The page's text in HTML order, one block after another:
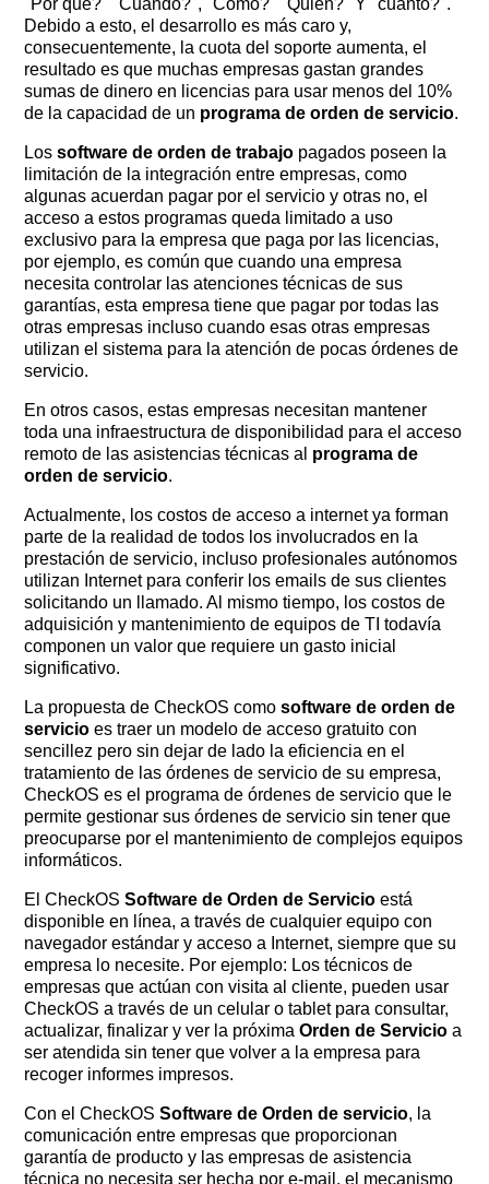
"Por qué?" "Cuándo?", "Cómo?" "Quién?" Y "cuánto?".
Debido a esto, el desarrollo es más caro y,
consecuentemente, la cuota del soporte aumenta, el
resultado es que muchas empresas gastan grandes
sumas de dinero en licencias para usar menos del 10%
de la capacidad de un programa de orden de servicio.
Lossoftware de orden de trabajo pagados poseen la
limitación de la integración entre empresas, como
algunas acuerdan pagar por el servicio y otras no, el
acceso a estos programas queda limitado a uso
exclusivo para la empresa que paga por las licencias,
por ejemplo, es común que cuando una empresa
necesita controlar las atenciones técnicas de sus
garantías, esta empresa tiene que pagar por todas las
otras empresas incluso cuando esas otras empresas
utilizan el sistema para la atención de pocas órdenes de
servicio.
En otros casos, estas empresas necesitan mantener
toda una infraestructura de disponibilidad para el acceso
remoto de las asistencias técnicas al programa de
orden de servicio.
Actualmente, los costos de acceso a internet ya forman
parte de la realidad de todos los involucrados en la
prestación de servicio, incluso profesionales autónomos
utilizan Internet para conferir los emails de sus clientes
solicitando un llamado. Al mismo tiempo, los costos de
adquisición y mantenimiento de equipos de TI todavía
componen un valor que requiere un gasto inicial
significativo.
La propuesta de CheckOS comosoftware de orden de
servicio es traer un modelo de acceso gratuito con
sencillez pero sin dejar de lado la eficiencia en el
tratamiento de las órdenes de servicio de su empresa,
CheckOS es el programa de órdenes de servicio que le
permite gestionar sus órdenes de servicio sin tener que
preocuparse por el mantenimiento de complejos equipos
informáticos.
El CheckOSSoftware de Orden de Servicio está
disponible en línea, a través de cualquier equipo con
navegador estándar y acceso a Internet, siempre que su
empresa lo necesite. Por ejemplo: Los técnicos de
empresas que actúan con visita al cliente, pueden usar
CheckOS a través de un celular o tablet para consultar,
actualizar, finalizar y ver la próximaOrden de Servicio a
ser atendida sin tener que volver a la empresa para
recoger informes impresos.
Con el CheckOSSoftware de Orden de servicio, la
comunicación entre empresas que proporcionan
garantía de producto y las empresas de asistencia
técnica no necesita ser hecha por e-mail, el mecanismo